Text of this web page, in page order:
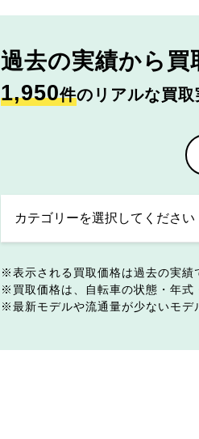
過去の実績から 買
1,950件のリアルな買取
表示される買取価格は過去の実績
買取価格は、自転車の状態・年式
最新モデルや流通量が少ないモデ